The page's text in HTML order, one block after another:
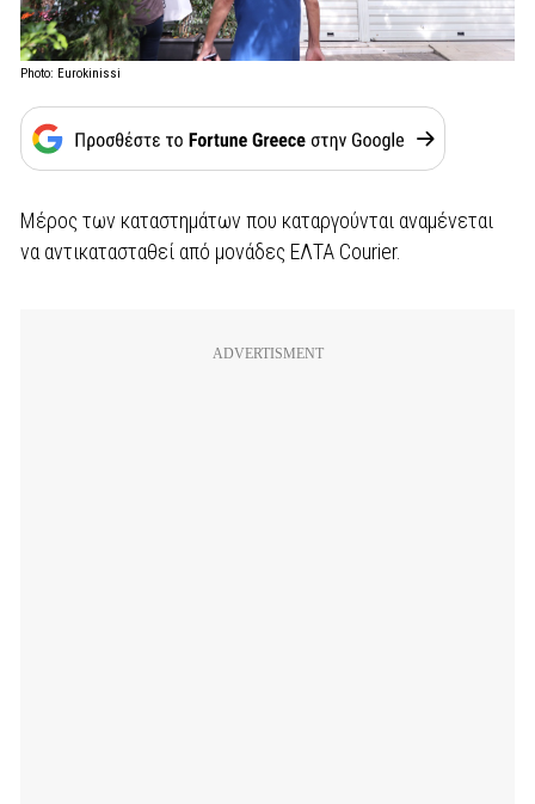
Photo: Eurokinissi
Μέρος των καταστημάτων που καταργούνται αναμένεται
να αντικατασταθεί από μονάδες ΕΛΤΑ Courier.